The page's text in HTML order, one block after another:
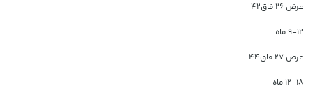
عرض ۲۶ فاق۴۲
۹-۱۲ ماه
عرض ۲۷ فاق۴۴
۱۲-۱۸ ماه